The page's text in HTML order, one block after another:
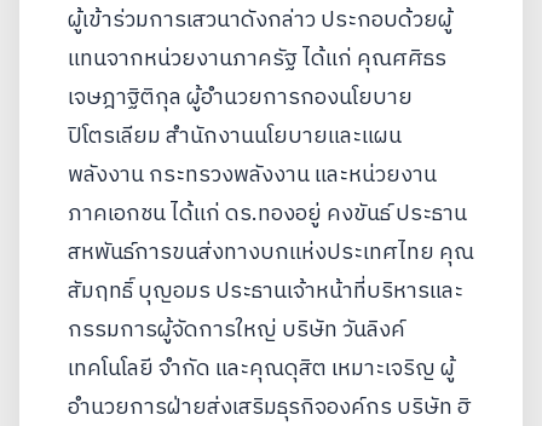
ผู้เข้าร่วมการเสวนาดังกล่าว ประกอบด้วยผู้
แทนจากหน่วยงานภาครัฐ ได้แก่ คุณศศิธร
เจษฎาฐิติกุล ผู้อำนวยการกองนโยบาย
ปิโตรเลียม สำนักงานนโยบายและแผน
พลังงาน กระทรวงพลังงาน และหน่วยงาน
ภาคเอกชน ได้แก่ ดร.ทองอยู่ คงขันธ์ ประธาน
สหพันธ์การขนส่งทางบกแห่งประเทศไทย คุณ
สัมฤทธิ์ บุญอมร ประธานเจ้าหน้าที่บริหารและ
กรรมการผู้จัดการใหญ่ บริษัท วันลิงค์
เทคโนโลยี จำกัด และคุณดุสิต เหมาะเจริญ ผู้
อำนวยการฝ่ายส่งเสริมธุรกิจองค์กร บริษัท ฮิ